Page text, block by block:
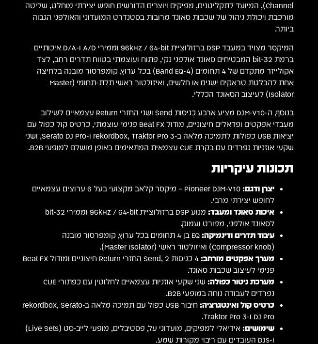
Channel), המיועד לתקליטנים, מפיקים ויוצרים הדורשים חופש יצירתי מוחלט, שליטה
מורכבת ויכולת ניהול של שכבות סאונד מרובות בסטנדרט המועדוני והאולפני הגבוה
ביותר.
המיקסר מצויד במעבד DSP ברזולוציית 96kHz / 64-bit וממירי A/D ו-D/A איכותיים
ברמת 32-bit המבטיחים סאונד אולפני נקי, פתוח ועוצמתי בטווח תדרים רחב, לצד
אקולייזר מתקדם של 4 תחומים (4-Band EQ) בכל ערוץ, קומפרסור מובנה בלחיצה
אחת להבלטת טראקים ישנים או חלשים, ואיזולטור ראשי תלת-תחומי (Master
Isolator) לעיצוב הסאונד הכללי.
בנוסף, ה-DJM-V10 מציע ארבע כניסות Send ושני החזרי Return עצמאיים לשילוב
מעבדי אפקטים ופדאלים חיצוניים, מודול Beat FX פנימי עוצמתי, כרטיס קול כפול עם
יציאות USB כפולות לתמיכה מלאה ב-rekordbox, Traktor Pro 3 ו-Serato DJ Pro, ושני
שקעי אוזניות נפרדים עם בקרת CUE עצמאית המתאימים באופן מושלם למופעי B2B.
תכונות עיקריות
יצרן ודגם:
Pioneer DJM-V10 – מיקסר קלאב מקצועי בעל 6 ערוצים עצמאיים
לחופש יצירתי מרבי.
איכות סאונד ומעבד:
מנוע DSP ברזולוציית 96kHz / 64-bit וממירי 32-bit
לסאונד אולפני, מפורט ועמוק.
עיבוד תדרים ודינמיקה:
EQ בן 4 תחומים בכל ערוץ, קומפרסור מובנה
(Compressor knob) ואיזולטור ראשי (Master Isolator).
מערך אפקטים מורחב:
4 כניסות Send, 2 החזרי Return חיצוניים ומודול Beat FX
פנימי לעיצוב שכבות סאונד.
מערכת ניטור כפולה:
שני שקעי אוזניות עצמאיים לחלוטין עם כפתורי CUE
נפרדים לעבודה נוחה במופעי B2B.
כרטיס קול ואינטגרציה:
חיבור USB כפול עם תמיכה מלאה ב-rekordbox, Serato
DJ Pro ו-Traktor Pro 3.
שימושים:
אידיאלי למפיקים, מועדוני על, פסטיבלים, מופעי לייב-סט (Live Sets)
ו-DJs העובדים עם ריבוי מקורות שמע.